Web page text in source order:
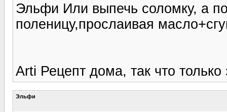
Эльфи Или выпечь соломку, а
поленицу,прослаивая
Arti Рецепт дома, так что
Эльфи